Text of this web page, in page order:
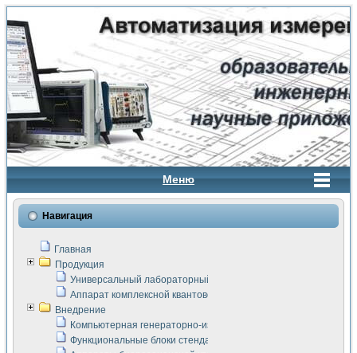
Меню
Навигация
Главная
Продукция
Универсальный лабораторный стенд "Сигнал-USB"
Аппарат комплексной квантовой терапии Интроскан
Внедрение
Компьютерная генераторно-измерительная система
Функциональные блоки стенда "Сигнал-USB"